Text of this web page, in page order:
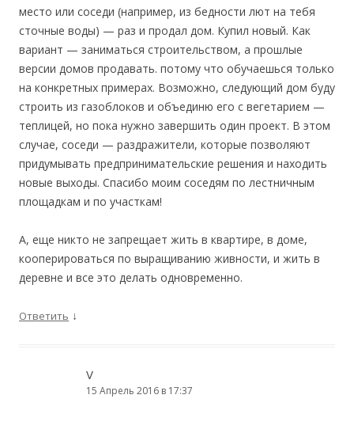
место или соседи (например, из бедности лют на тебя
сточные воды) — раз и продал дом. Купил новый. Как
вариант — заниматься строительством, а прошлые
версии домов продавать. потому что обучаешься только
на конкретных примерах. Возможно, следующий дом буду
строить из газоблоков и объединю его с вегетарием —
теплицей, но пока нужно завершить один проект. В этом
случае, соседи — раздражители, которые позволяют
придумывать предпринимательские решения и находить
новые выходы. Спасибо моим соседям по лестничным
площадкам и по участкам!
А, еще никто не запрещает жить в квартире, в доме,
кооперироваться по выращиванию живности, и жить в
деревне и все это делать одновременно.
Ответить ↓
V
15 Апрель 2016 в 17:37